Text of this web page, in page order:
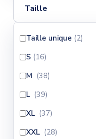
Taille
Taille unique (2)
S (16)
M (38)
L (39)
XL (37)
XXL (28)